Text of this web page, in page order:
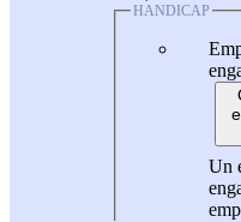
HANDICAP
Un